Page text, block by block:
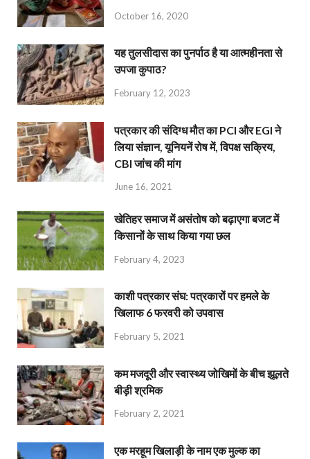
October 16, 2020
यह तुलसीदास का पुनर्पाठ है या आत्महीनता से
उपजा कुपाठ?
February 12, 2023
पत्रकार की संदिग्ध मौत का PCI और EGI ने
लिया संज्ञान, यूनियनें रोष में, विपक्ष सक्रिय,
CBI जांच की मांग
June 16, 2021
खेतिहर समाज में असंतोष को बढ़ाएगा बजट में
किसानों के साथ किया गया छल
February 4, 2023
काशी पत्रकार संघ: पत्रकारों पर हमले के
खिलाफ 6 फरवरी को उपवास
February 5, 2021
कम मजदूरी और स्वास्थ्य जोखिमों के बीच झूलते
बीड़ी श्रमिक
February 2, 2021
एक मरहूम खिलाड़ी के नाम एक मुल्क का